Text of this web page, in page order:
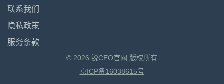
联系我们
隐私政策
服务条款
© 2026 锐CEO官网 版权所有
京ICP备16038615号